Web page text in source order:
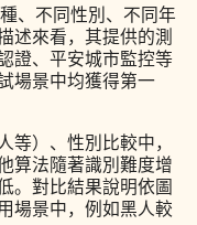
、不同性別、不同年
述來看，其提供的測
證、平安城市監控等
場景中均獲得第一
）、性別比較中，
算法隨著識別難度增
。對比結果說明依圖
場景中，例如黑人較